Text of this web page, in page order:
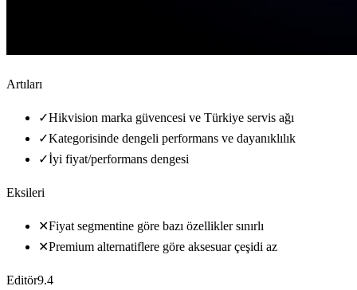
Artıları
✓Hikvision marka güvencesi ve Türkiye servis ağı
✓Kategorisinde dengeli performans ve dayanıklılık
✓İyi fiyat/performans dengesi
Eksileri
✕Fiyat segmentine göre bazı özellikler sınırlı
✕Premium alternatiflere göre aksesuar çeşidi az
Editör9.4